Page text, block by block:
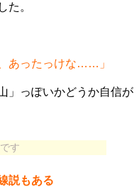
た。
あったっけな……」
」っぽいかどうか自信が
す
説もある